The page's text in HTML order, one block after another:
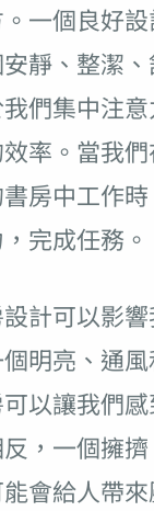
一個良好
靜、整潔
們集中注
率。當我
房中工作
完成任務。
計可以影
明亮、通
以讓我們
，一個擁
會給人帶